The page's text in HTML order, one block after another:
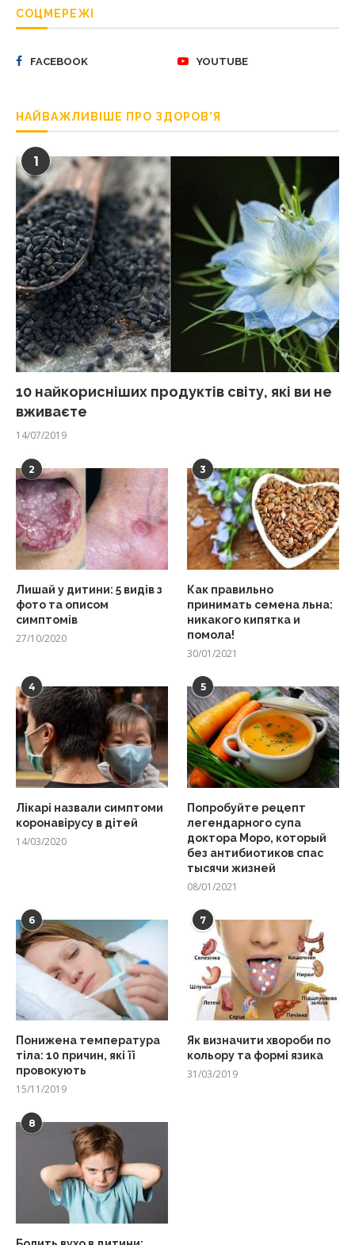
СОЦМЕРЕЖІ
FACEBOOK YOUTUBE
НАЙВАЖЛИВІШЕ ПРО ЗДОРОВ’Я
1
10 найкорисніших продуктів світу, які ви не
вживаєте
14/07/2019
2
Лишай у дитини: 5 видів з
фото та описом
симптомів
27/10/2020
3
Как правильно
принимать семена льна:
никакого кипятка и
помола!
30/01/2021
4
Лікарі назвали симптоми
коронавірусу в дітей
14/03/2020
5
Попробуйте рецепт
легендарного супа
доктора Моро, который
без антибиотиков спас
тысячи жизней
08/01/2021
6
Понижена температура
тіла: 10 причин, які її
провокують
15/11/2019
7
Як визначити хвороби по
кольору та формі язика
31/03/2019
8